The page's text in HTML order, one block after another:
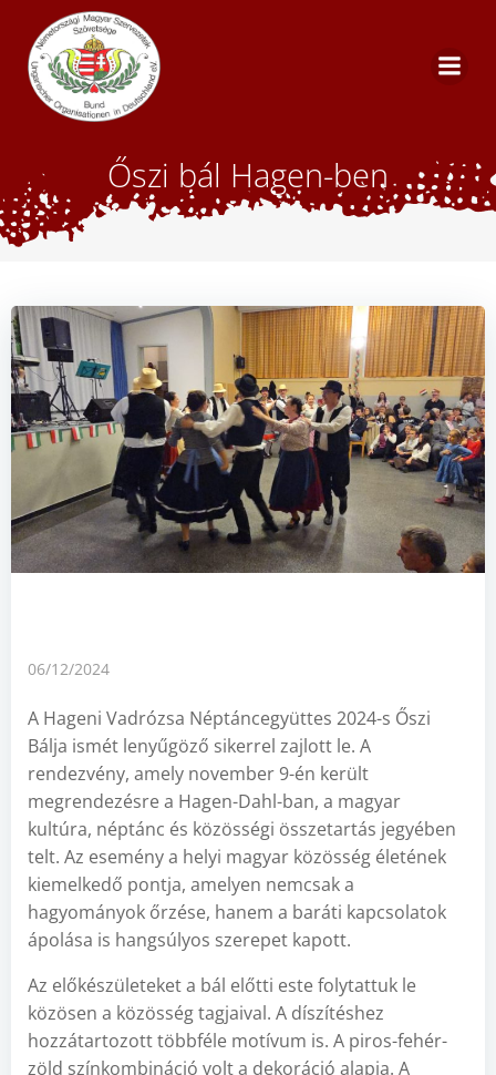
Őszi bál Hagen-ben
06/12/2024
A Hageni Vadrózsa Néptáncegyüttes 2024-s Őszi
Bálja ismét lenyűgöző sikerrel zajlott le. A
rendezvény, amely november 9-én került
megrendezésre a Hagen-Dahl-ban, a magyar
kultúra, néptánc és közösségi összetartás jegyében
telt. Az esemény a helyi magyar közösség életének
kiemelkedő pontja, amelyen nemcsak a
hagyományok őrzése, hanem a baráti kapcsolatok
ápolása is hangsúlyos szerepet kapott.
Az előkészületeket a bál előtti este folytattuk le
közösen a közösség tagjaival. A díszítéshez
hozzátartozott többféle motívum is. A piros-fehér-
zöld színkombináció volt a dekoráció alapja. A